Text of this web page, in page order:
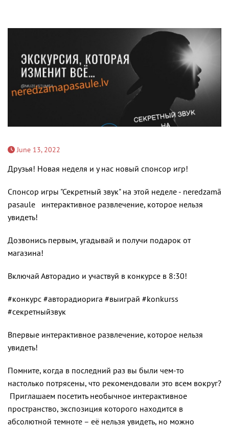
June 13, 2022
Друзья! Новая неделя и у нас новый спонсор игр!
Спонсор игры "Секретный звук" на этой неделе - neredzamā
pasaule интерактивное развлечение, которое нельзя
увидеть!
Дозвонись первым, угадывай и получи подарок от
магазина!
Включай Авторадио и участвуй в конкурсе в 8:30!
#конкурс #авторадиорига #выиграй #konkurss
#секретныйзвук
Впервые интерактивное развлечение, которое нельзя
увидеть!
Помните, когда в последний раз вы были чем-то
настолько потрясены, что рекомендовали это всем вокруг?
Приглашаем посетить необычное интерактивное
пространство, экспозиция которого находится в
абсолютной темноте – её нельзя увидеть, но можно